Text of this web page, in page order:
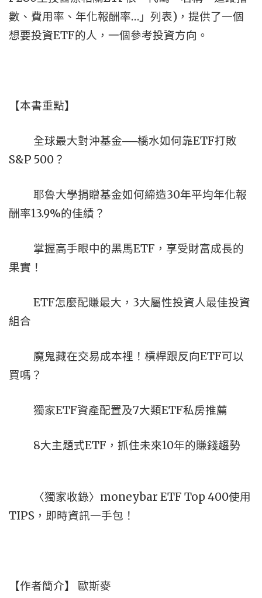
數、費用率、年化報酬率…」列表)，提供了一個
想要投資ETF的人，一個參考投資方向。
【本書重點】
全球最大對沖基金──橋水如何靠ETF打敗
S&P 500？
耶魯大學捐贈基金如何締造30年平均年化報
酬率13.9%的佳績？
掌握高手眼中的黑馬ETF，享受財富成長的
果實！
ETF怎麼配賺最大，3大屬性投資人最佳投資
組合
魔鬼藏在交易成本裡！槓桿跟反向ETF可以
買嗎？
獨家ETF資產配置及7大類ETF私房推薦
8大主題式ETF，抓住未來10年的賺錢趨勢
〈獨家收錄〉moneybar ETF Top 400使用
TIPS，即時資訊一手包！
【作者簡介】 歐斯麥